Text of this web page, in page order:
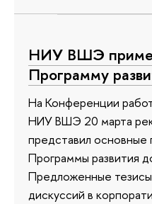
НИУ ВШЭ
Программу
На Конференции
НИУ ВШЭ 20 марта
представил
Программы развития
Предложенные
дискуссий в